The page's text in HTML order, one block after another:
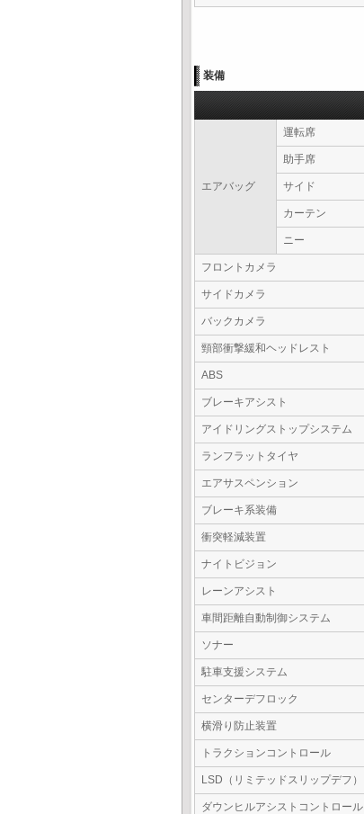
装備
エアバッグ
運転席
助手席
サイド
カーテン
ニー
フロントカメラ
サイドカメラ
バックカメラ
頸部衝撃緩和ヘッドレスト
ABS
ブレーキアシスト
アイドリングストップシステム
ランフラットタイヤ
エアサスペンション
ブレーキ系装備
衝突軽減装置
ナイトビジョン
レーンアシスト
車間距離自動制御システム
ソナー
駐車支援システム
センターデフロック
横滑り防止装置
トラクションコントロール
LSD（リミテッドスリップデフ）
ダウンヒルアシストコントロール